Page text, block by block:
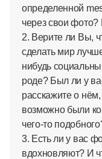
определенной
через свои фото?
2. Верите ли Вы,
сделать мир
нибудь
роде? Был ли у
расскажите о
возможно были
чего-то
3. Есть ли у вас
вдохновляют? И